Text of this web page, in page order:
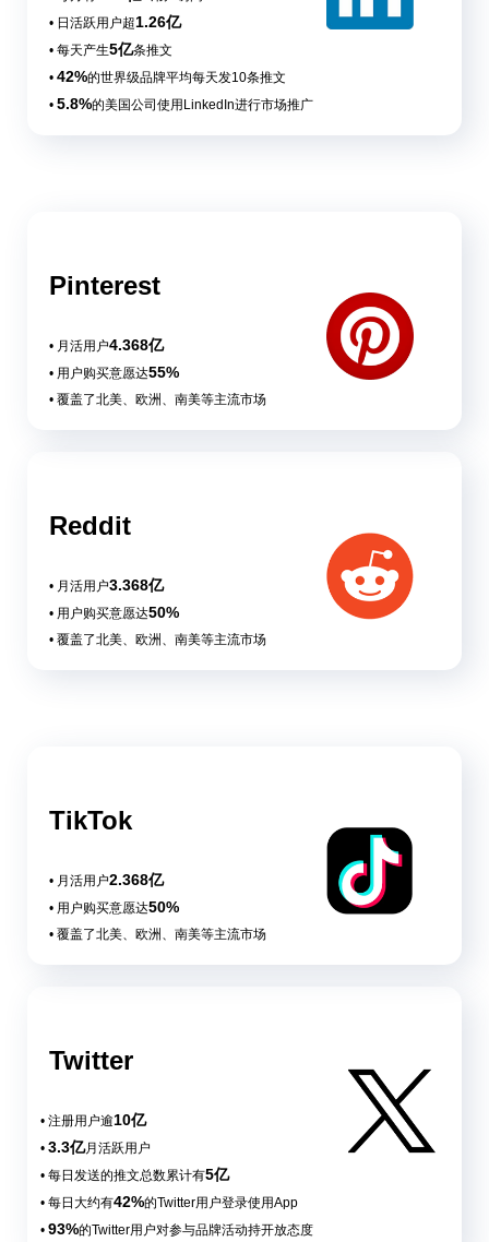
• 日活跃用户超1.26亿
• 每天产生5亿条推文
•42%的世界级品牌平均每天发10条推文
•5.8%的美国公司使用LinkedIn进行市场推广
Pinterest
• 月活用户4.368亿
• 用户购买意愿达55%
• 覆盖了北美、欧洲、南美等主流市场
Reddit
• 月活用户3.368亿
• 用户购买意愿达50%
• 覆盖了北美、欧洲、南美等主流市场
TikTok
• 月活用户2.368亿
• 用户购买意愿达50%
• 覆盖了北美、欧洲、南美等主流市场
Twitter
• 注册用户逾10亿
•3.3亿月活跃用户
• 每日发送的推文总数累计有5亿
• 每日大约有42%的Twitter用户登录使用App
•93%的Twitter用户对参与品牌活动持开放态度